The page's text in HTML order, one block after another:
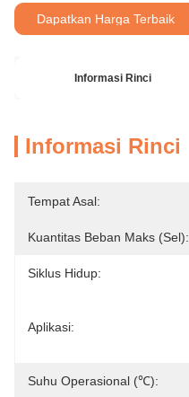
Dapatkan Harga Terbaik
Informasi Rinci
Informasi Rinci
Tempat Asal:
Kuantitas Beban Maks (sel):
Siklus Hidup:
Aplikasi:
Suhu Operasional (℃):